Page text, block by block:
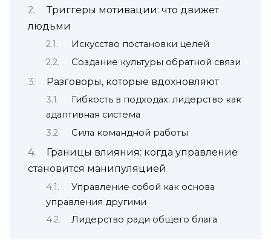
Триггеры мотивации: что движет
людьми
Искусство постановки целей
Создание культуры обратной связи
Разговоры, которые вдохновляют
Гибкость в подходах: лидерство как
адаптивная система
Сила командной работы
Границы влияния: когда управление
становится манипуляцией
Управление собой как основа
управления другими
Лидерство ради общего блага